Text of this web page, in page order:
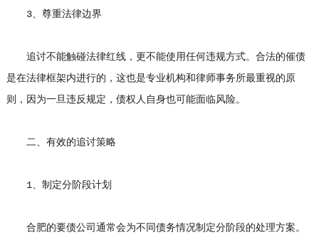
3、尊重法律边界
追讨不能触碰法律红线，更不能使用任何违规方式。合法的催债
是在法律框架内进行的，这也是专业机构和律师事务所最重视的原
则，因为一旦违反规定，债权人自身也可能面临风险。
二、有效的追讨策略
1、制定分阶段计划
合肥的要债公司通常会为不同债务情况制定分阶段的处理方案。